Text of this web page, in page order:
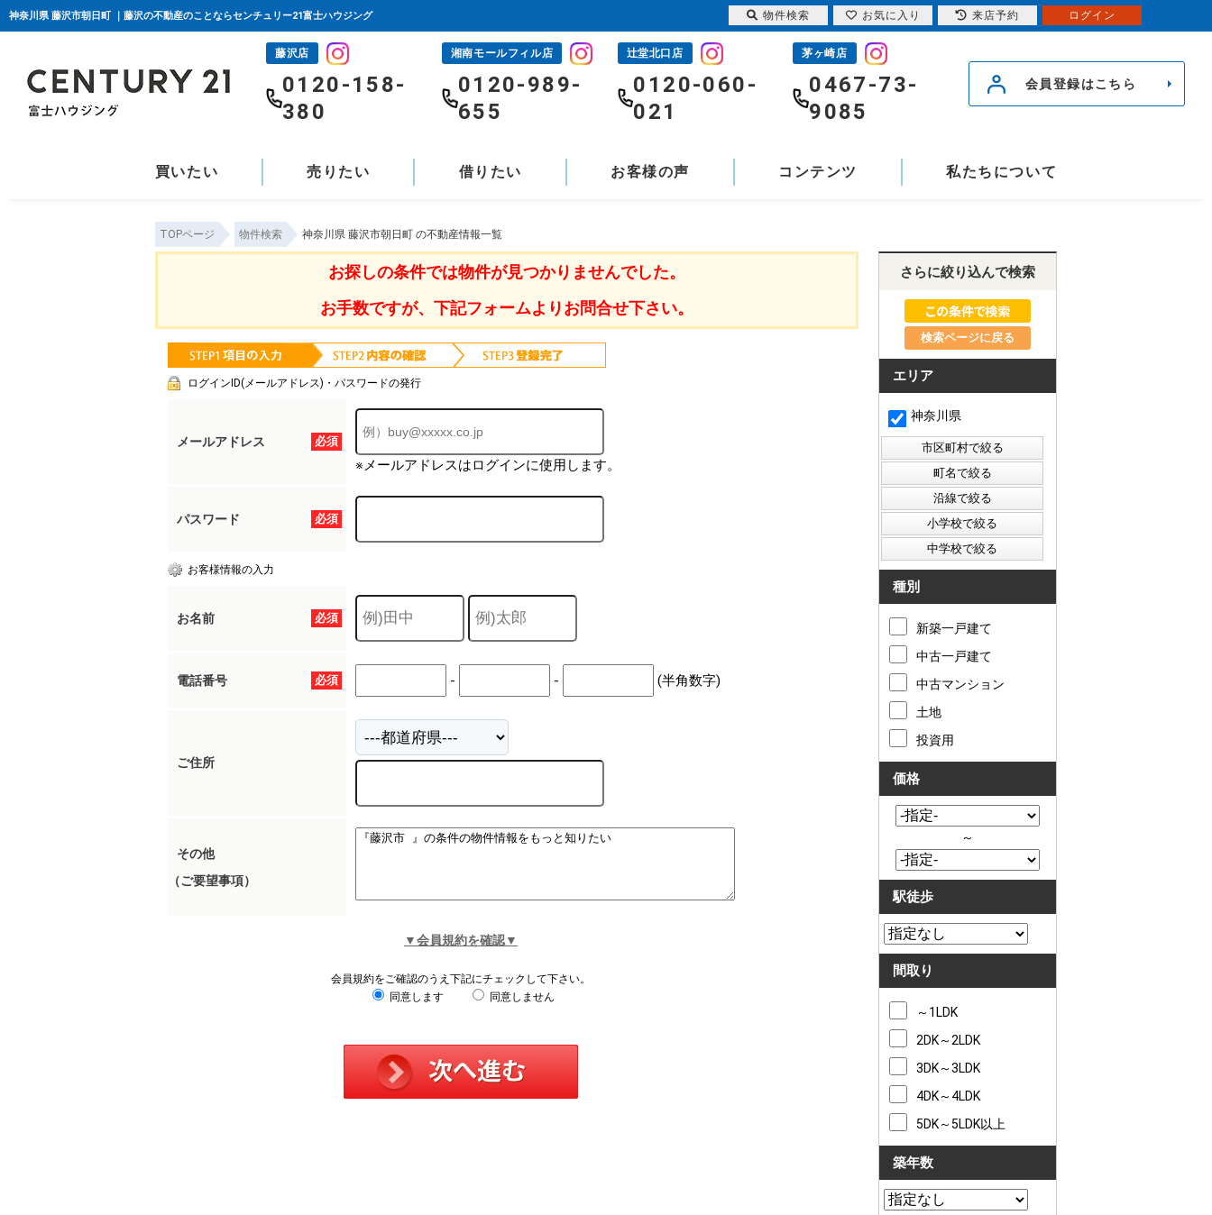
神奈川県 藤沢市朝日町 ｜藤沢の不動産のことならセンチュリー21富士ハウジング
藤沢店
0120-158-
380
湘南モールフィル店
0120-989-
655
辻堂北口店
0120-060-
021
茅ヶ崎店
0467-73-
9085
会員登録はこちら
買いたい 売りたい 借りたい お客様の声 コンテンツ 私たちについて
TOPページ 物件検索 神奈川県 藤沢市朝日町 の不動産情報一覧
お探しの条件では物件が見つかりませんでした。
お手数ですが、下記フォームよりお問合せ下さい。
ログインID(メールアドレス)・パスワードの発行
必須
メールアドレス
※メールアドレスはログインに使用します。
必須
パスワード
お客様情報の入力
必須
お名前
必須
電話番号 - - (半角数字)
ご住所
その他
（ご要望事項）
▼会員規約を確認▼
会員規約をご確認のうえ下記にチェックして下さい。
同意します
同意しません
さらに絞り込んで検索
検索ページに戻る
エリア
神奈川県
種別
新築一戸建て
中古一戸建て
中古マンション
土地
投資用
価格
～
駅徒歩
間取り
～1LDK
2DK～2LDK
3DK～3LDK
4DK～4LDK
5DK～5LDK以上
築年数
物件検索 お気に入り 来店予約 ログイン